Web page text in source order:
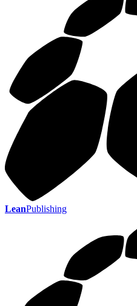
LeanPublishing